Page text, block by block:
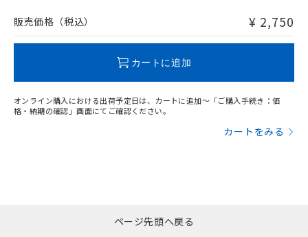
問い合わせください。
販売価格（税込） ¥ 2,750
カートに追加
オンライン購入における出荷予定日は、カートに追加～「ご購入手続き：価
格・納期の確認」画面にてご確認ください。
カートをみる
ページ先頭へ戻る